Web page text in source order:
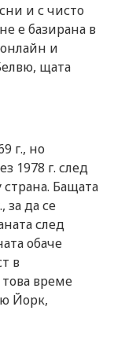
и с чисто
е базирана в
и
щата
г., но
1978 г. след
Бащата
за да се
след
обаче
в
време
Йорк,